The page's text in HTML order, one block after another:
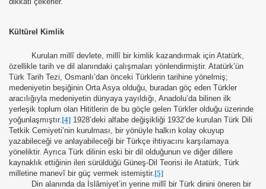
Kültürel Kimlik
Kurulan millî devlete, millî bir kimlik kazandırmak için Atatürk,
özellikle tarih ve dil alanındaki çalışmaları yönlendirmiştir. Atatürk’ün
Türk Tarih Tezi, Osmanlı’dan önceki Türklerin tarihine yönelmiş;
medeniyetin beşiğinin Orta Asya olduğu, buradan göç eden Türkler
aracılığıyla medeniyetin dünyaya yayıldığı, Anadolu’da bilinen ilk
yerleşik toplum olan Hititlerin de bu göçle gelen Türkler olduğu üzerinde
yoğunlaşmıştır.[4] 1928’deki alfabe değişikliği 1932’de kurulan Türk Dili
Tetkik Cemiyeti’nin kurulması, bir yönüyle halkın kolay okuyup
yazabileceği ve anlayabileceği bir Türkçe ihtiyacını karşılamaya
yöneliktir. Ayrıca Türk dilinin eski bir dil olduğunun ve diğer dillere
kaynaklık ettiğinin ileri sürüldüğü Güneş-Dil Teorisi ile Atatürk, Türk
milletine manevî bir güç vermek istemiştir.[5]
Din alanında da İslâmiyet’in yerine millî bir Türk dinini öneren bir